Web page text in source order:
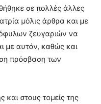
σε πολλές άλλες
μόλις άρθρα και με
ζευγαριών να
με αυτόν, καθώς και
πρόσβαση των
και στους τομείς της